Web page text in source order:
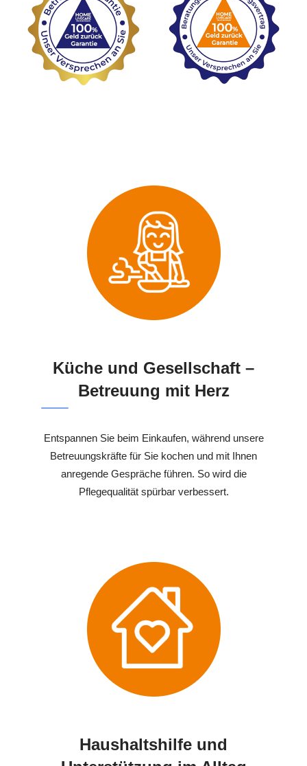
Küche und Gesellschaft –
Betreuung mit Herz
Entspannen Sie beim Einkaufen, während unsere
Betreuungskräfte für Sie kochen und mit Ihnen
anregende Gespräche führen. So wird die
Pflegequalität spürbar verbessert.
Haushaltshilfe und